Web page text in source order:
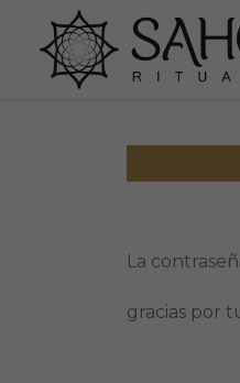
La
gracias por